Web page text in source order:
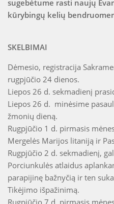
sugebėtume rasti naujų
kūrybingų kelių
SKELBIMAI
Dėmesio, registracija
rugpjūčio 24 dienos.
Liepos 26 d. sekmadienį
Liepos 26 d. minėsime
žmonių dieną.
Rugpjūčio 1 d. pirmasis
Mergelės Marijos litaniją ir
Rugpjūčio 2 d. sekmadienį,
Porciunkulės atlaidus
parapijinę bažnyčią ir ten
Tikėjimo išpažinimą.
Rugpjūčio 7 d. pirmasis